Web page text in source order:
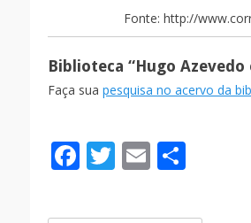
Fonte: http://
Biblioteca “Hugo Azevedo
Faça sua pesquisa no acervo da
F
e
T
itt
E
ai ar